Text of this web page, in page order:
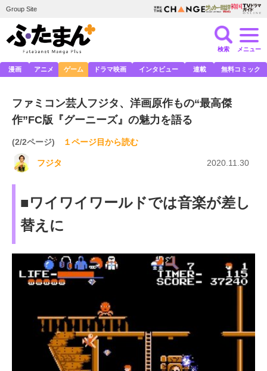
Group Site
検索 メニュー
漫画 アニメ ゲーム ドラマ映画 インタビュー 連載 無料コミック
ファミコン芸人フジタ、洋画原作もの“最高傑
作”FC版『グーニーズ』の魅力を語る
(2/2ページ) １ページ目から読む
フジタ 2020.11.30
■ワイワイワールドでは音楽が差し
替えに